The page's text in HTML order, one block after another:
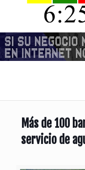
Más de 100
servicio de